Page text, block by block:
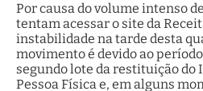
Por causa do volume intenso
tentam acessar o site da
instabilidade na tarde desta
movimento é devido ao
segundo lote da restituição do
Pessoa Física e, em alguns